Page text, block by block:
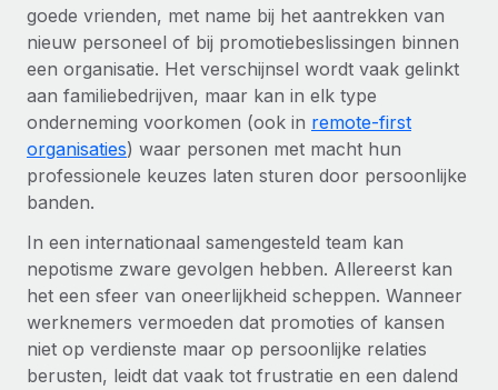
Zzp'ers internationaal onboarden en beheren
PEO
Ingewikkelde HR-taken eenvoudig uitbesteden
INFRASTRUCTUUR
Platform
Ingebouwde essentiële HR-functies voor je team
Verbinden
Nieuw
AI-tools koppelen aan Remote met onze MCP
GROEIFASE
Start-ups
Flexibele global HR en payroll solutions voor groeiende
bedrijven
Mid-market
Enterprise
Global HR voor grote bedrijven
WERK MET ONS SAMEN
Betalingscalculator voor zzp'ers
Ontdek valuta-opties en betaalsnelheden voor
internationale zzp'ers
LEREN MET REMOTE
Onderzoek en gidsen
HR-woordenlijst
Checklists en templates
Bibliotheek met functiebeschrijvingen
Nederlands
Français
Deutsch
Español
Português (Portugal)
日本語
Inloggen
goede vrienden, met name bij het aantrekken van
nieuw personeel of bij promotiebeslissingen binnen
een organisatie. Het verschijnsel wordt vaak gelinkt
aan familiebedrijven, maar kan in elk type
onderneming voorkomen (ook in remote-first
organisaties) waar personen met macht hun
professionele keuzes laten sturen door persoonlijke
banden.
In een internationaal samengesteld team kan
nepotisme zware gevolgen hebben. Allereerst kan
het een sfeer van oneerlijkheid scheppen. Wanneer
werknemers vermoeden dat promoties of kansen
niet op verdienste maar op persoonlijke relaties
berusten, leidt dat vaak tot frustratie en een dalend